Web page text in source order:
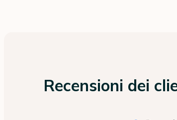
Recensioni dei